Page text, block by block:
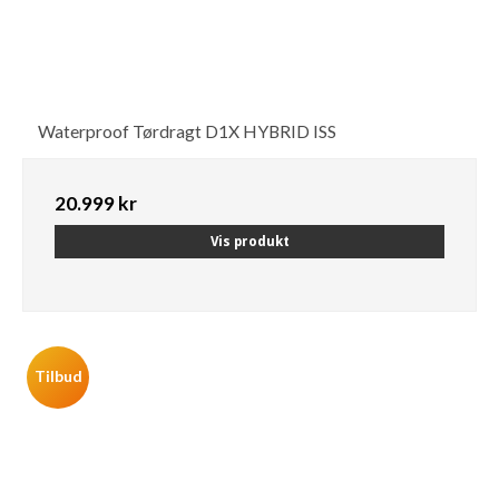
Waterproof Tørdragt D1X HYBRID ISS
20.999 kr
Vis produkt
Tilbud